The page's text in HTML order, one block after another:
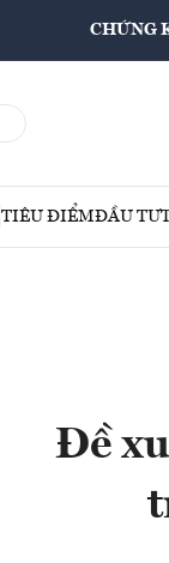
CHỨNG
TIÊU ĐIỂMĐẦU TƯ
Đề